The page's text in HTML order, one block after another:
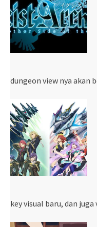
dungeon view nya akan
key visual baru, dan